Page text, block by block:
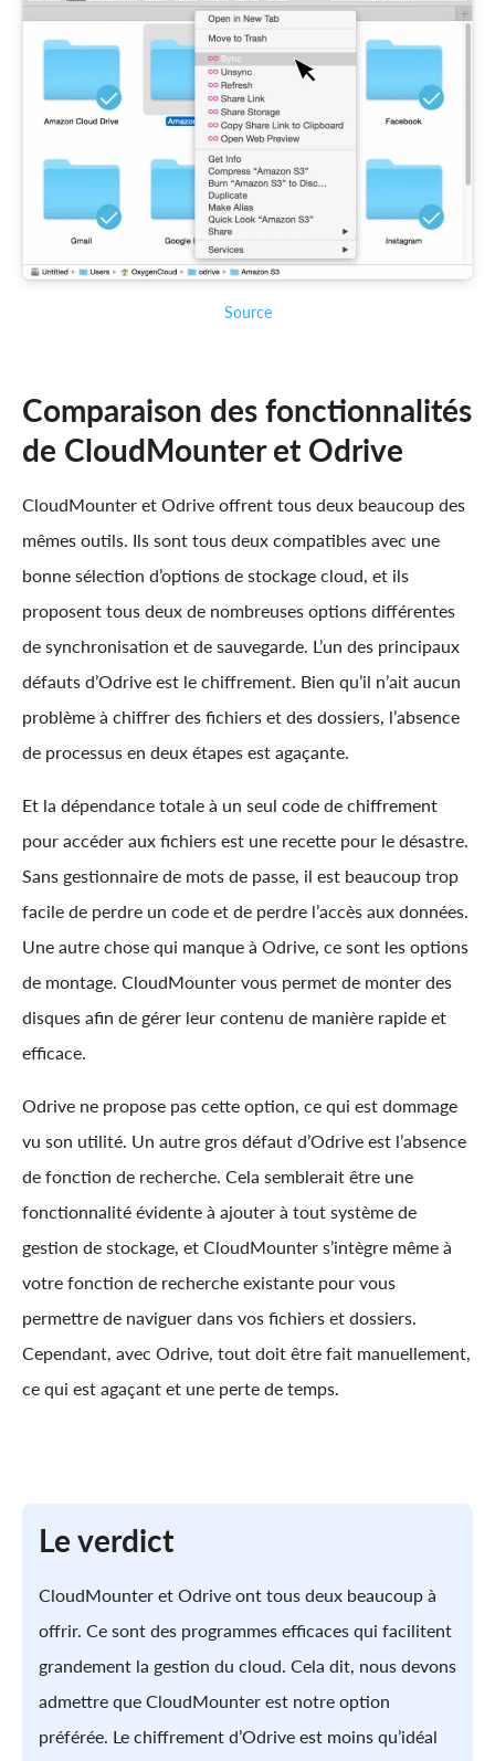
Source
Comparaison des fonctionnalités
de CloudMounter et Odrive
CloudMounter et Odrive offrent tous deux beaucoup des
mêmes outils. Ils sont tous deux compatibles avec une
bonne sélection d’options de stockage cloud, et ils
proposent tous deux de nombreuses options différentes
de synchronisation et de sauvegarde. L’un des principaux
défauts d’Odrive est le chiffrement. Bien qu’il n’ait aucun
problème à chiffrer des fichiers et des dossiers, l’absence
de processus en deux étapes est agaçante.
Et la dépendance totale à un seul code de chiffrement
pour accéder aux fichiers est une recette pour le désastre.
Sans gestionnaire de mots de passe, il est beaucoup trop
facile de perdre un code et de perdre l’accès aux données.
Une autre chose qui manque à Odrive, ce sont les options
de montage. CloudMounter vous permet de monter des
disques afin de gérer leur contenu de manière rapide et
efficace.
Odrive ne propose pas cette option, ce qui est dommage
vu son utilité. Un autre gros défaut d’Odrive est l’absence
de fonction de recherche. Cela semblerait être une
fonctionnalité évidente à ajouter à tout système de
gestion de stockage, et CloudMounter s’intègre même à
votre fonction de recherche existante pour vous
permettre de naviguer dans vos fichiers et dossiers.
Cependant, avec Odrive, tout doit être fait manuellement,
ce qui est agaçant et une perte de temps.
Le verdict
CloudMounter et Odrive ont tous deux beaucoup à
offrir. Ce sont des programmes efficaces qui facilitent
grandement la gestion du cloud. Cela dit, nous devons
admettre que CloudMounter est notre option
préférée. Le chiffrement d’Odrive est moins qu’idéal